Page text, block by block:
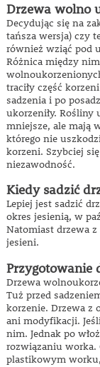
Drzewa wolno
Decydując się na
tańsza wersja) czy
również wziąć pod
Różnica między
traciły część
sadzenia i po
ukorzeniły.
mniejsze, ale mają
którego nie
korzeni. Szybciej
niezawodność.
Kiedy sadzić
Lepiej jest sadzić
okres jesienią, w
Natomiast drzewa
jesieni.
Przygotowanie
Drzewa
Tuż przed
korzenie. Drzewa z
ani modyfikacji.
nim. Jednak po
rozwiązaniu worka.
plastikowym